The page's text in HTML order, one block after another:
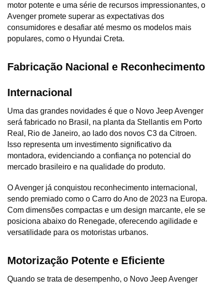
motor potente e uma série de recursos impressionantes, o
Avenger promete superar as expectativas dos
consumidores e desafiar até mesmo os modelos mais
populares, como o Hyundai Creta.
Fabricação Nacional e Reconhecimento
Internacional
Uma das grandes novidades é que o Novo Jeep Avenger
será fabricado no Brasil, na planta da Stellantis em Porto
Real, Rio de Janeiro, ao lado dos novos C3 da Citroen.
Isso representa um investimento significativo da
montadora, evidenciando a confiança no potencial do
mercado brasileiro e na qualidade do produto.
O Avenger já conquistou reconhecimento internacional,
sendo premiado como o Carro do Ano de 2023 na Europa.
Com dimensões compactas e um design marcante, ele se
posiciona abaixo do Renegade, oferecendo agilidade e
versatilidade para os motoristas urbanos.
Motorização Potente e Eficiente
Quando se trata de desempenho, o Novo Jeep Avenger